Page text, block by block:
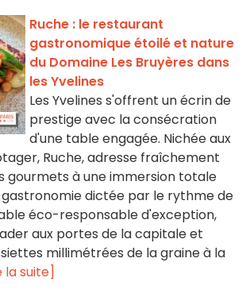
Ruche : le restaurant
gastronomique étoilé et nature
du Domaine Les Bruyères dans
les Yvelines
Les Yvelines s'offrent un écrin de
prestige avec la consécration
d'une table engagée. Nichée aux
Ruche, adresse fraîchement
gourmets à une immersion totale
dictée par le rythme de
éco-responsable d'exception,
aux portes de la capitale et
millimétrées de la graine à la
la suite]